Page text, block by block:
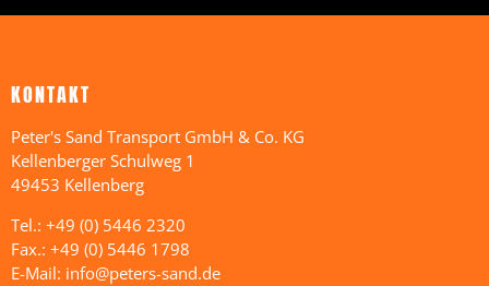
KONTAKT
Peter's Sand Transport GmbH & Co. KG
Kellenberger Schulweg 1
49453 Kellenberg
Tel.: +49 (0) 5446 2320
Fax.: +49 (0) 5446 1798
E-Mail: info@peters-sand.de